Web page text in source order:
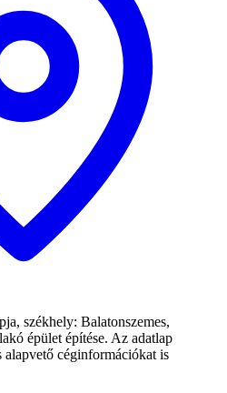
székhely: Balatonszemes,
épület építése. Az adatlap
céginformációkat is